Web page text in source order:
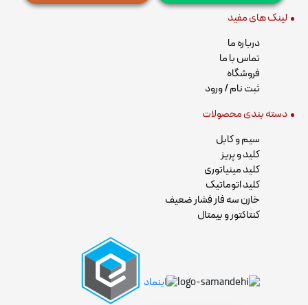
لینک های مفید
درباره ما
تماس با ما
فروشگاه
ثبت نام / ورود
دسته بندی محصولات
سیم و کابل
کلید و پریز
کلید مینیاتوری
کلید اتوماتیک
خازن سه فاز فشار ضعیف
کنتاکتور و بیمتال